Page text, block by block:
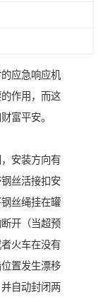
应急响应机
作用，而这
富平安。
安装方向有
丝活接扣安
丝绳挂在罐
开（当超预
火车在没有
置发生漂移
自动封闭两